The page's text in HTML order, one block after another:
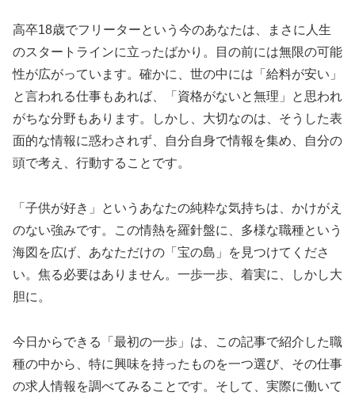
高卒18歳でフリーターという今のあなたは、まさに人生
のスタートラインに立ったばかり。目の前には無限の可能
性が広がっています。確かに、世の中には「給料が安い」
と言われる仕事もあれば、「資格がないと無理」と思われ
がちな分野もあります。しかし、大切なのは、そうした表
面的な情報に惑わされず、自分自身で情報を集め、自分の
頭で考え、行動することです。
「子供が好き」というあなたの純粋な気持ちは、かけがえ
のない強みです。この情熱を羅針盤に、多様な職種という
海図を広げ、あなただけの「宝の島」を見つけてくださ
い。焦る必要はありません。一歩一歩、着実に、しかし大
胆に。
今日からできる「最初の一歩」は、この記事で紹介した職
種の中から、特に興味を持ったものを一つ選び、その仕事
の求人情報を調べてみることです。そして、実際に働いて